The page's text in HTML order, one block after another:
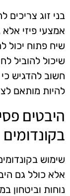
בני זוג צריכים
אמצעי פיזי
שיח פתוח יכול
שיכול להוביל
חשוב להדגיש כי
להיות מותאם
היבטים
בקונדומים
שימוש
אלא כולל גם
נוחות וביטחון